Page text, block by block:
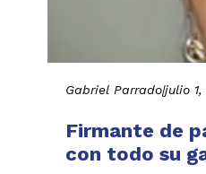
Gabriel Parrado|julio 1,
Firmante de
con todo su